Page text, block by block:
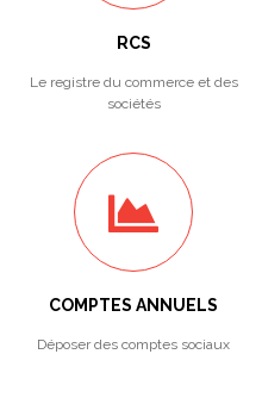
RCS
Le registre du commerce et des
sociétés
COMPTES ANNUELS
Déposer des comptes sociaux